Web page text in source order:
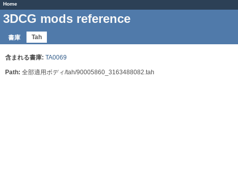
Home
3DCG mods reference
書庫 Tah
含まれる書庫: TA0069
Path: 全部適用ボディ/tah/90005860_3163488082.tah